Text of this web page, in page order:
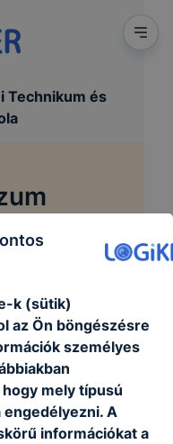
Technikum és
k (sütik)
az Ön böngészésre
személyes
mely típusú
A
információkat a